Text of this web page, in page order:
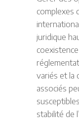
complexes
juridique
variés et la
associés
stabilité de